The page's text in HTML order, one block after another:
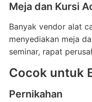
Meja dan Kursi
Banyak vendor alat
menyediakan meja
seminar, rapat
Cocok untuk
Pernikahan